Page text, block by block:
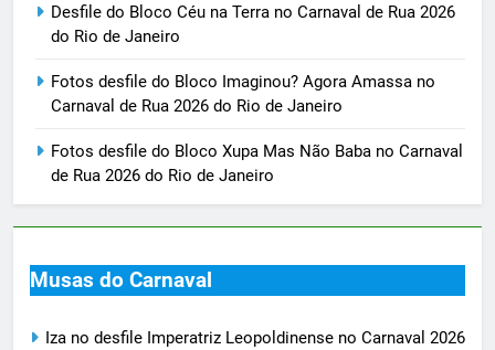
Desfile do Bloco Céu na Terra no Carnaval de Rua 2026
do Rio de Janeiro
Fotos desfile do Bloco Imaginou? Agora Amassa no
Carnaval de Rua 2026 do Rio de Janeiro
Fotos desfile do Bloco Xupa Mas Não Baba no Carnaval
de Rua 2026 do Rio de Janeiro
Musas do Carnaval
Iza no desfile Imperatriz Leopoldinense no Carnaval 2026